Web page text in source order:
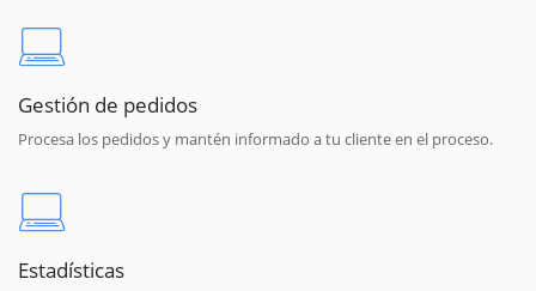
Gestión de pedidos
Procesa los pedidos y mantén informado a tu cliente en el proceso.
Estadísticas